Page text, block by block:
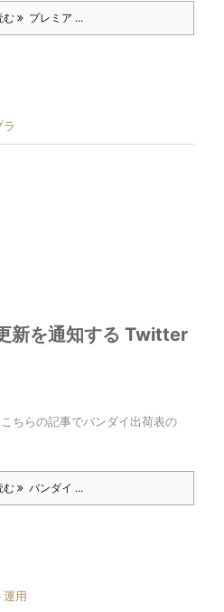
む プレミア ...
ラ
新を通知する Twitter
らの記事でバンダイ出荷表の
む バンダイ ...
運用